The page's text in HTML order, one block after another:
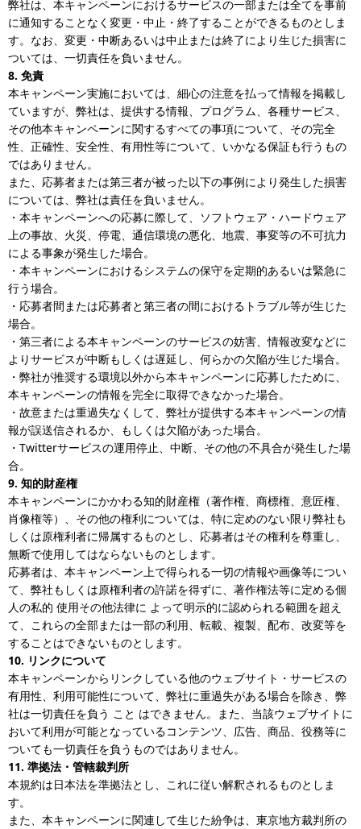
弊社は、本キャンペーンにおけるサービスの一部または全てを事前
に通知することなく変更・中止・終了することができるものとしま
す。なお、変更・中断あるいは中止または終了により生じた損害に
ついては、一切責任を負いません。
8. 免責
本キャンペーン実施においては、細心の注意を払って情報を掲載し
ていますが、弊社は、提供する情報、プログラム、各種サービス、
その他本キャンペーンに関するすべての事項について、その完全
性、正確性、安全性、有用性等について、いかなる保証も行うもの
ではありません。
また、応募者または第三者が被った以下の事例により発生した損害
については、弊社は責任を負いません。
・本キャンペーンへの応募に際して、ソフトウェア・ハードウェア
上の事故、火災、停電、通信環境の悪化、地震、事変等の不可抗力
による事象が発生した場合。
・本キャンペーンにおけるシステムの保守を定期的あるいは緊急に
行う場合。
・応募者間または応募者と第三者の間におけるトラブル等が生じた
場合。
・第三者による本キャンペーンのサービスの妨害、情報改変などに
よりサービスが中断もしくは遅延し、何らかの欠陥が生じた場合。
・弊社が推奨する環境以外から本キャンペーンに応募したために、
本キャンペーンの情報を完全に取得できなかった場合。
・故意または重過失なくして、弊社が提供する本キャンペーンの情
報が誤送信されるか、もしくは欠陥があった場合。
・Twitterサービスの運用停止、中断、その他の不具合が発生した場
合。
9. 知的財産権
本キャンペーンにかかわる知的財産権（著作権、商標権、意匠権、
肖像権等）、その他の権利については、特に定めのない限り弊社も
しくは原権利者に帰属するものとし、応募者はその権利を尊重し、
無断で使用してはならないものとします。
応募者は、本キャンペーン上で得られる一切の情報や画像等につい
て、弊社もしくは原権利者の許諾を得ずに、著作権法等に定める個
人の私的 使用その他法律に よって明示的に認められる範囲を超え
て、これらの全部または一部の利用、転載、複製、配布、改変等を
することはできないものとします。
10. リンクについて
本キャンペーンからリンクしている他のウェブサイト・サービスの
有用性、利用可能性について、弊社に重過失がある場合を除き、弊
社は一切責任を負う こと はできません。また、当該ウェブサイトに
おいて利用が可能となっているコンテンツ、広告、商品、役務等に
ついても一切責任を負うものではありません。
11. 準拠法・管轄裁判所
本規約は日本法を準拠法とし、これに従い解釈されるものとしま
す。
また、本キャンペーンに関連して生じた紛争は、東京地方裁判所の